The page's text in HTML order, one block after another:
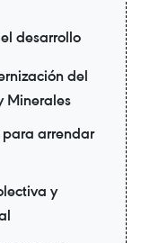
desarrollo
del
Minerales
arrendar
y